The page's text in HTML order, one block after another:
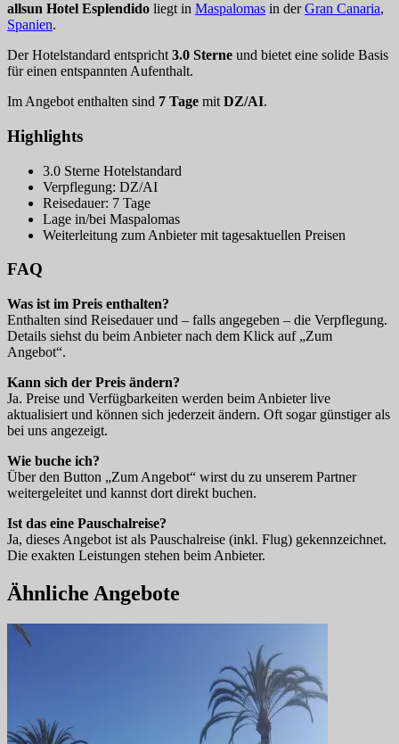
allsun Hotel Esplendido liegt in Maspalomas in derGran Canaria,
Spanien.
Der Hotelstandard entspricht 3.0 Sterne und bietet eine solide Basis
für einen entspannten Aufenthalt.
Im Angebot enthalten sind 7 Tage mit DZ/AI.
Highlights
3.0 Sterne Hotelstandard
Verpflegung: DZ/AI
Reisedauer: 7 Tage
Lage in/bei Maspalomas
Weiterleitung zum Anbieter mit tagesaktuellen Preisen
FAQ
Was ist im Preis enthalten?
Enthalten sind Reisedauer und – falls angegeben – die Verpflegung.
Details siehst du beim Anbieter nach dem Klick auf „Zum
Angebot“.
Kann sich der Preis ändern?
Ja. Preise und Verfügbarkeiten werden beim Anbieter live
aktualisiert und können sich jederzeit ändern. Oft sogar günstiger als
bei uns angezeigt.
Wie buche ich?
Über den Button „Zum Angebot“ wirst du zu unserem Partner
weitergeleitet und kannst dort direkt buchen.
Ist das eine Pauschalreise?
Ja, dieses Angebot ist als Pauschalreise (inkl. Flug) gekennzeichnet.
Die exakten Leistungen stehen beim Anbieter.
Ähnliche Angebote